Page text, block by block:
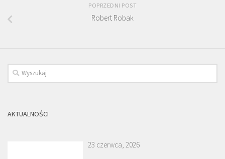
POPRZEDNI POST
Robert Robak
AKTUALNOŚCI
23 czerwca, 2026